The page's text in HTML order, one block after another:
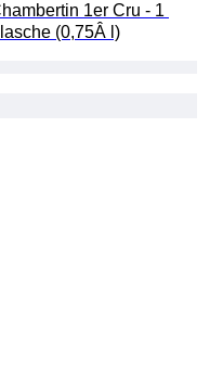
1er Cru - 1
(0,75Â l)